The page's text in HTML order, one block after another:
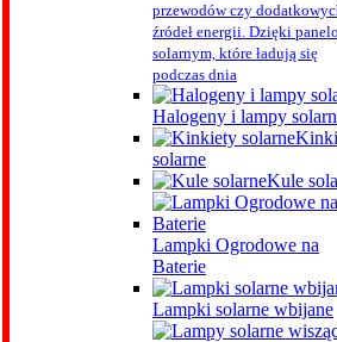
przewodów czy
źródeł energii. Dzięki
solarnym, które ładują się
podczas dnia
Halogeny i lampy
solarne
Kule
Lampki Ogrodowe na
Baterie
Lampki solarne wbijane